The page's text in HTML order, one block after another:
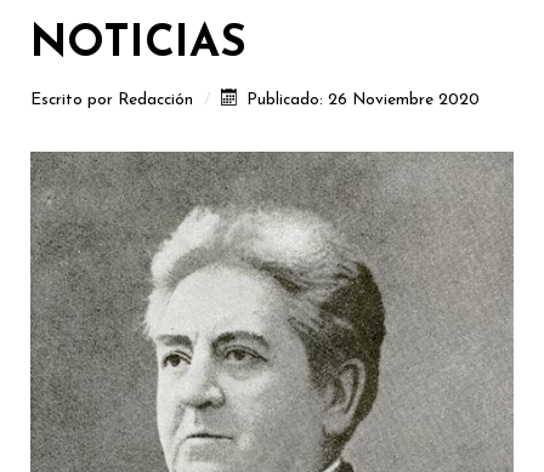
NOTICIAS
Escrito por Redacción Publicado: 26 Noviembre 2020